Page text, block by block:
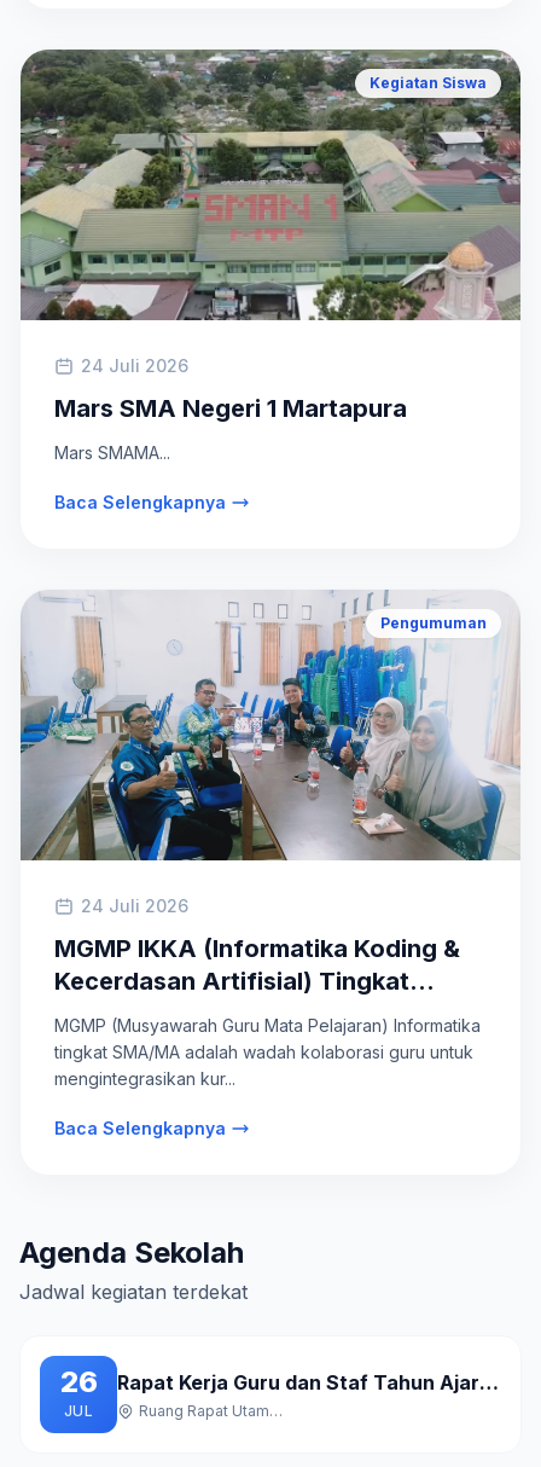
Kegiatan Siswa
24 Juli 2026
Mars SMA Negeri 1 Martapura
Mars SMAMA...
Baca Selengkapnya
Pengumuman
24 Juli 2026
MGMP IKKA (Informatika Koding &
Kecerdasan Artifisial) Tingkat
SMA/MA
MGMP (Musyawarah Guru Mata Pelajaran) Informatika
tingkat SMA/MA adalah wadah kolaborasi guru untuk
mengintegrasikan kur...
Baca Selengkapnya
Agenda Sekolah
Jadwal kegiatan terdekat
26
JUL
Rapat Kerja Guru dan Staf Tahun Ajaran Baru
Ruang Rapat Utama Gedung A